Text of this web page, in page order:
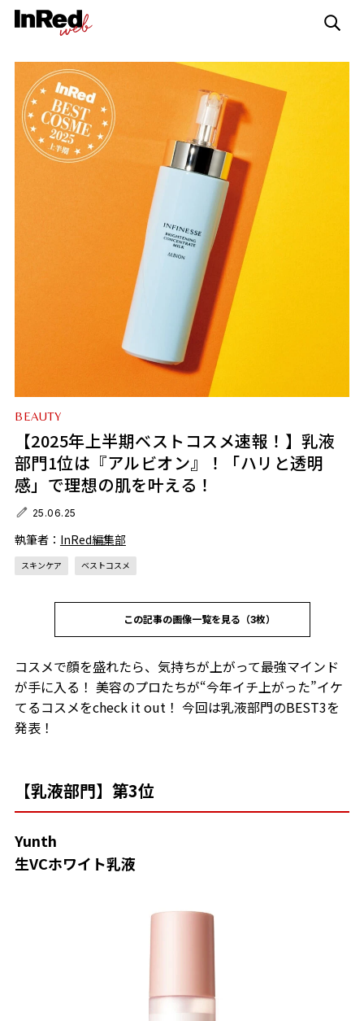
BEAUTY
【2025年上半期ベストコスメ速報！】乳液
部門1位は『アルビオン』！「ハリと透明
感」で理想の肌を叶える！
25.06.25
執筆者： InRed編集部
スキンケア ベストコスメ
この記事の画像一覧を見る（3枚）
コスメで顔を盛れたら、気持ちが上がって最強マインド
が手に入る！ 美容のプロたちが“今年イチ上がった”イケ
てるコスメをcheck it out！ 今回は乳液部門のBEST3を
発表！
【乳液部門】第3位
Yunth
生VCホワイト乳液